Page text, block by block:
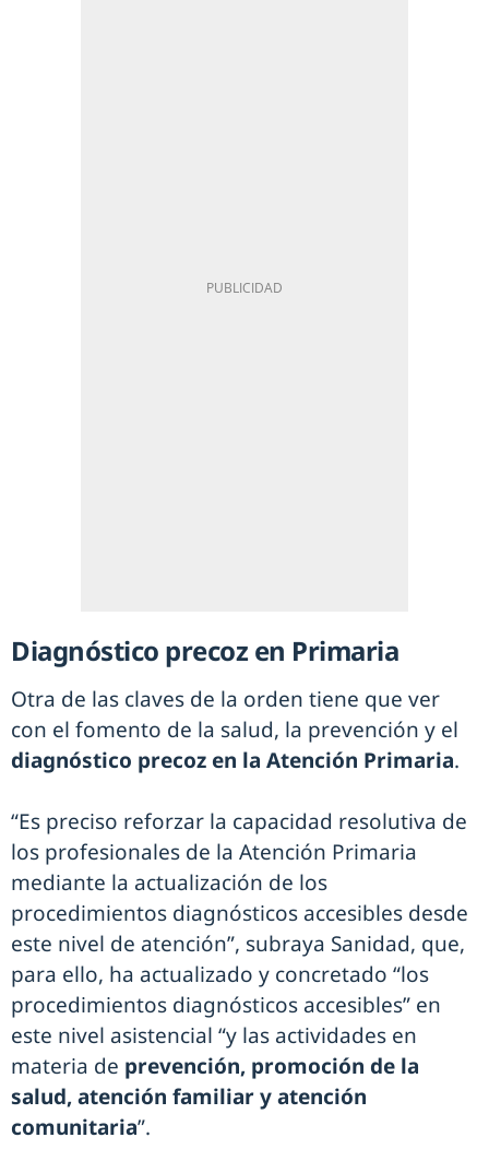
Diagnóstico precoz en Primaria
Otra de las claves de la orden tiene que ver
con el fomento de la salud, la prevención y el
diagnóstico precoz en la Atención Primaria.
“Es preciso reforzar la capacidad resolutiva de
los profesionales de la Atención Primaria
mediante la actualización de los
procedimientos diagnósticos accesibles desde
este nivel de atención”, subraya Sanidad, que,
para ello, ha actualizado y concretado “los
procedimientos diagnósticos accesibles” en
este nivel asistencial “y las actividades en
materia de prevención, promoción de la
salud, atención familiar y atención
comunitaria”.